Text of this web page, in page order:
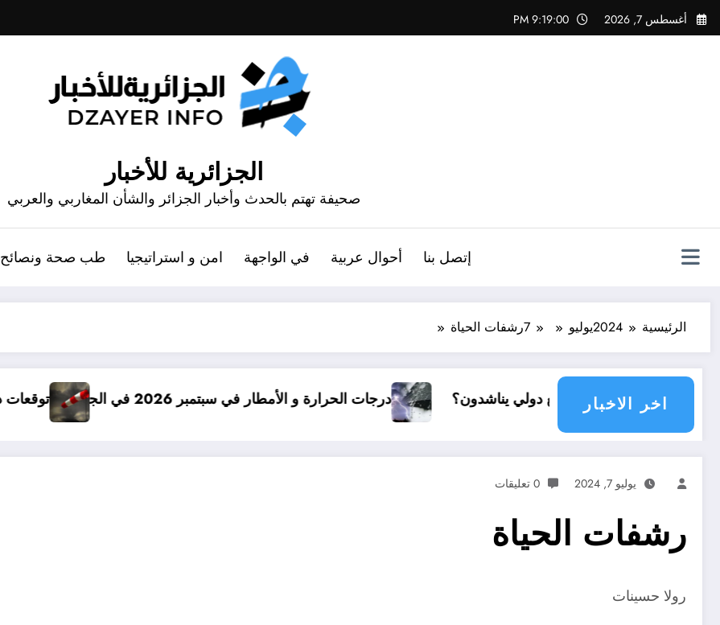
التجاوز
إلى
أغسطس 7, 2026 9:19:01 PM
الجزائرية للأخبار
صحيفة تهتم بالحدث وأخبار الجزائر والشأن المغاربي والعربي
إتصل بنا أحوال عربية في الواجهة امن و استراتيجيا طب صحة ونصائح
الرئيسية 2024يوليو 7رشفات الحياة
اخر الاخبار
دولي يناشدون؟ درجات الحرارة و الأمطار في سبتمبر 2026 في الجزائر توقعات درجات الحرارة في خريف 2026 في الجزائر
يوليو 7, 2024 0 تعليقات
رشفات الحياة
رولا حسينات